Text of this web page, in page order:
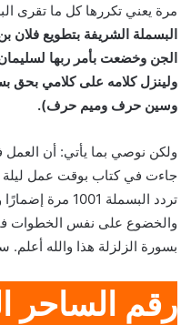
مرة يعني تكررها كل ما تقرى البسملة
البسملة الشريفة بتطويع فلان
الجن وخضعت بأمر ربها
ولينزل كلامه على كلامي بحق
وسين حرف وميم حرف).
ولكن نوصي بما يأتي: أن
جاءت في كتاب بوقت عمل ليلة
تردد البسملة
والخضوع على نفس الخطوات
بسورة الزلزلة هذا والله
رقم الساحر